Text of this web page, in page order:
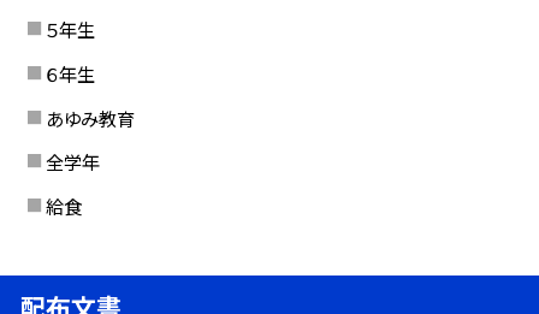
５年生
６年生
あゆみ教育
全学年
給食